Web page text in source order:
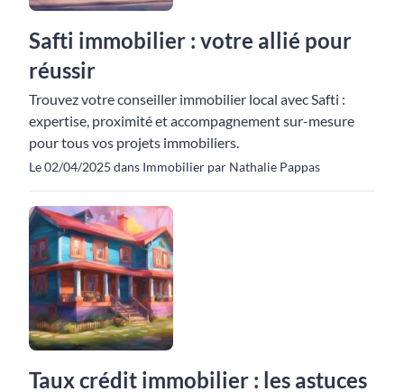
Safti immobilier : votre allié pour
réussir
Trouvez votre conseiller immobilier local avec Safti :
expertise, proximité et accompagnement sur-mesure
pour tous vos projets immobiliers.
Le 02/04/2025 dans Immobilier par Nathalie Pappas
Taux crédit immobilier : les astuces